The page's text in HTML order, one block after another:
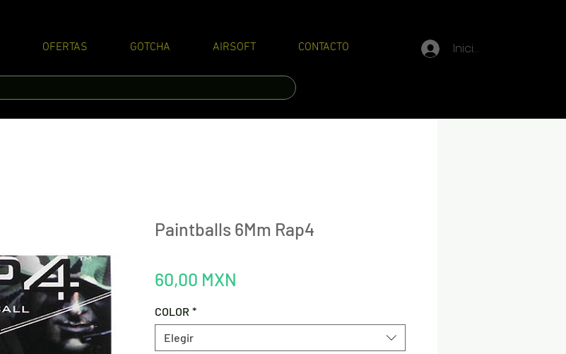
OFERTAS GOTCHA AIRSOFT CONTACTO Iniciar sesión
Paintballs 6Mm Rap4
60,00 MXN
COLOR *
Elegir